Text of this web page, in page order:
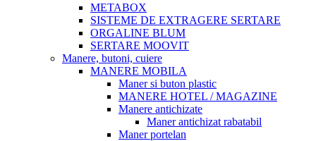
METABOX
SISTEME DE EXTRAGERE SERTARE
ORGALINE BLUM
SERTARE MOOVIT
Manere, butoni, cuiere
MANERE MOBILA
Maner si buton plastic
MANERE HOTEL / MAGAZINE
Manere antichizate
Maner antichizat rabatabil
Maner portelan